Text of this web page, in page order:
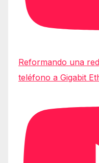
Reformando una
teléfono a Gigabit